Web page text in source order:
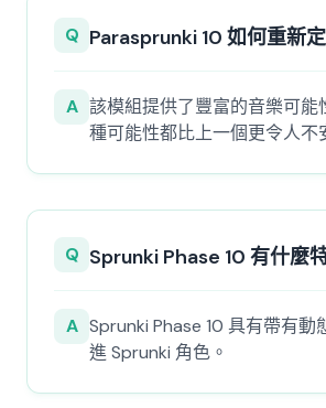
Q Parasprunki 10 如何重新
A 該模組提供了豐富的音樂可能
種可能性都比上一個更令人不
Q Sprunki Phase 10 有什麼
A Sprunki Phase 10 具有帶有動
進 Sprunki 角色。